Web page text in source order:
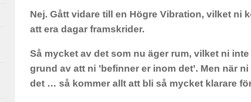
Nej. Gått vidare till en Högre Vibration, vilket ni
att era dagar framskrider.
Så mycket av det som nu äger rum, vilket ni
grund av att ni ’befinner er inom det’. Men när
det … så kommer allt att bli så mycket klarare